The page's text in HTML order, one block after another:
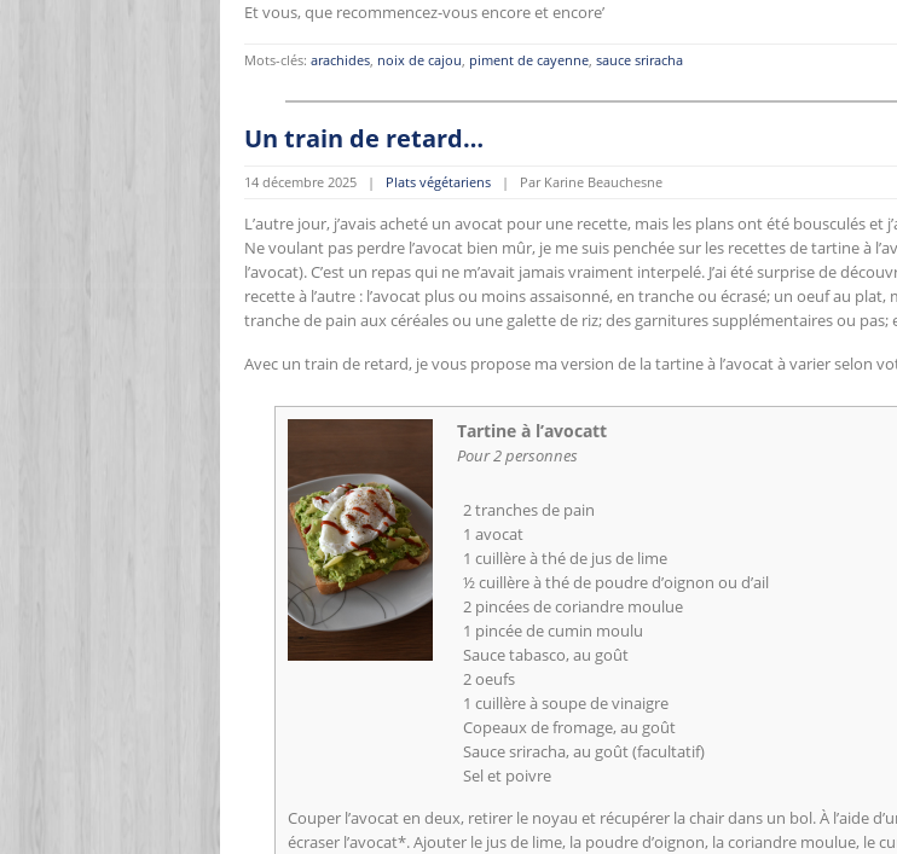
Et vous, que recommencez-vous encore et encore’
Mots-clés: arachides, noix de cajou, piment de cayenne, sauce sriracha
Un train de retard…
14 décembre 2025 | Plats végétariens | Par Karine Beauchesne
L’autre jour, j’avais acheté un avocat pour une recette, mais les plans ont été bousculés et
Ne voulant pas perdre l’avocat bien mûr, je me suis penchée sur les recettes de tartine à
l’avocat). C’est un repas qui ne m’avait jamais vraiment interpelé. J’ai été surprise de
recette à l’autre : l’avocat plus ou moins assaisonné, en tranche ou écrasé; un oeuf au
tranche de pain aux céréales ou une galette de riz; des garnitures supplémentaires ou pas;
Avec un train de retard, je vous propose ma version de la tartine à l’avocat à varier selon
Tartine à l’avocatt
Pour 2 personnes
2 tranches de pain
1 avocat
1 cuillère à thé de jus de lime
½ cuillère à thé de poudre d’oignon ou d’ail
2 pincées de coriandre moulue
1 pincée de cumin moulu
Sauce tabasco, au goût
2 oeufs
1 cuillère à soupe de vinaigre
Copeaux de fromage, au goût
Sauce sriracha, au goût (facultatif)
Sel et poivre
Couper l’avocat en deux, retirer le noyau et récupérer la chair dans un bol. À l’aide
écraser l’avocat*. Ajouter le jus de lime, la poudre d’oignon, la coriandre moulue, le